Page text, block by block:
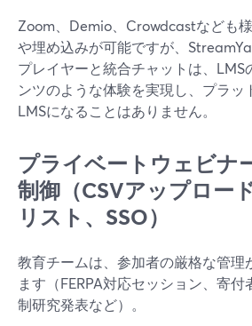
Zoom、Demio、Crowdcastなども
や埋め込みが可能ですが、
プレイヤーと統合チャットは、LMS
ンツのような体験を実現し、プラッ
LMSになることはありません。
プライベートウェビナ
制御（CSVアップロー
リスト、SSO）
教育チームは、参加者の厳格な管理
ます（FERPA対応セッション、寄
制研究発表など）。